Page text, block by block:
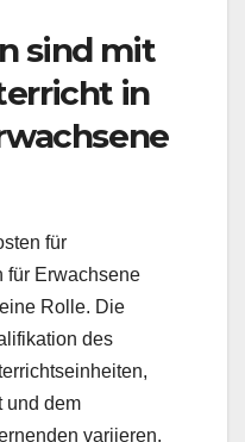
sind mit
in
für
für Erwachsene
Rolle. Die
des
und dem
variieren.